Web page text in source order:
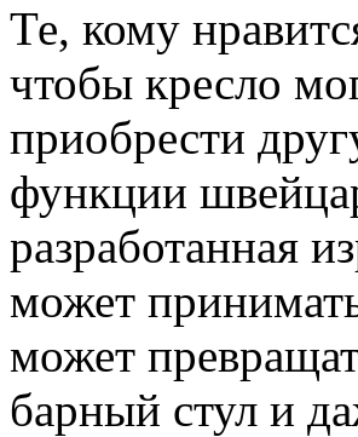
Те, кому
чтобы кресло
приобрести
функции
разработанная
может
может
барный стул и